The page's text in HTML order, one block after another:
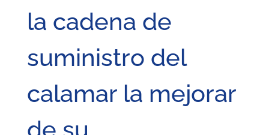
la cadena de
suministro del
calamar la mejorar
de su